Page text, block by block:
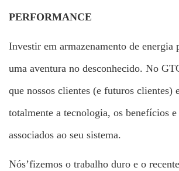
PERFORMANCE
Investir em armazenamento de energia
uma aventura no desconhecido. No
que nossos clientes (e futuros clientes)
totalmente a tecnologia, os benefícios e
associados ao seu sistema.
Nós’fizemos o trabalho duro e o